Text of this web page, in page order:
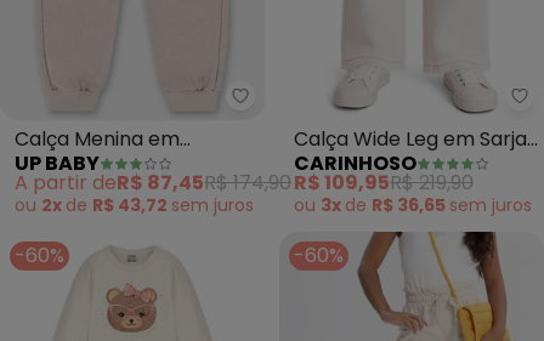
Up Baby - Calça Menina em
Calça Menina em
Moletom (Bege)
UP BABY
A partir deR$ 87,45R$ 174,90
ou 2x de R$ 43,72 sem juros
Calça Wide Leg em Sarja
(Off White)
CARINHOSO
R$ 109,95R$ 219,90
ou 3x de R$ 36,65 sem juros
-60% -60%